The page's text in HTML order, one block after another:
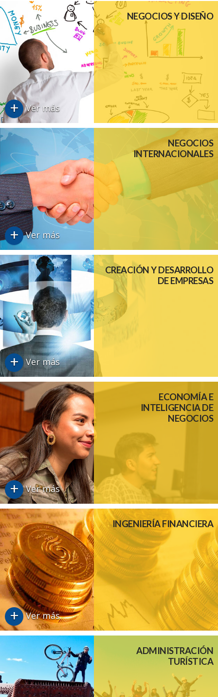
NEGOCIOS Y DISEÑO
+ Ver más
NEGOCIOS
INTERNACIONALES
+ Ver más
CREACIÓN Y DESARROLLO
DE EMPRESAS
+ Ver más
ECONOMÍA E
INTELIGENCIA DE
NEGOCIOS
+ Ver más
INGENIERÍA FINANCIERA
+ Ver más
ADMINISTRACIÓN
TURÍSTICA